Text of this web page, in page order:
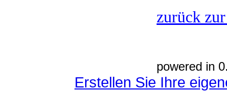
zurück
powered in
Erstellen Sie Ihre